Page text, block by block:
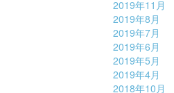
2019年11月
2019年8月
2019年7月
2019年6月
2019年5月
2019年4月
2018年10月